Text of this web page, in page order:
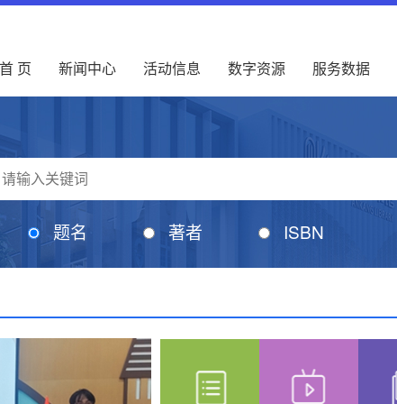
首 页 新闻中心 活动信息 数字资源 服务数据
题名 著者 ISBN